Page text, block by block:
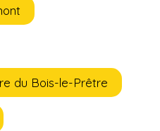
du Bois-le-Prêtre